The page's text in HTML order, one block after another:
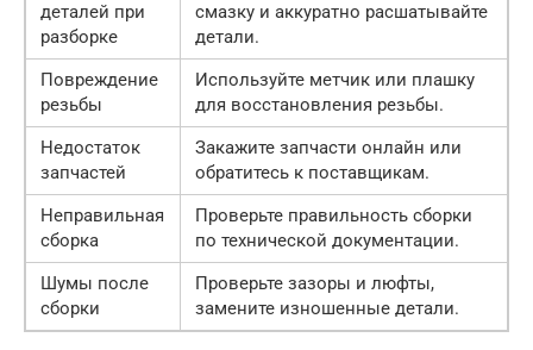
деталей при
разборке
смазку и аккуратно расшатывайте
детали.
Повреждение
резьбы
Используйте метчик или плашку
для восстановления резьбы.
Недостаток
запчастей
Закажите запчасти онлайн или
обратитесь к поставщикам.
Неправильная
сборка
Проверьте правильность сборки
по технической документации.
Шумы после
сборки
Проверьте зазоры и люфты,
замените изношенные детали.